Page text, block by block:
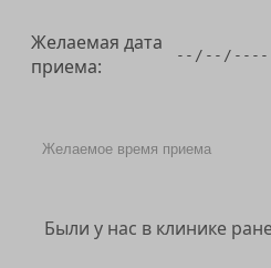
Желаемая дата
приема: